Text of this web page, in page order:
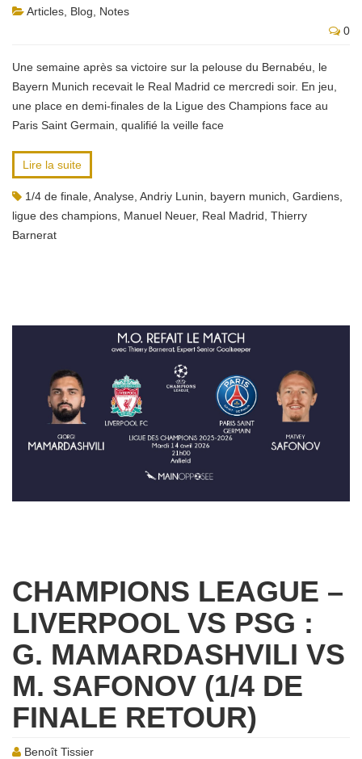
Articles Blog
Notes
0
Une semaine après sa victoire sur la pelouse du Bernabéu, le
Bayern Munich recevait le Real Madrid ce mercredi soir. En jeu,
une place en demi-finales de la Ligue des Champions face au
Paris Saint Germain, qualifié la veille face
Lire la suite
1/4 de finale Analyse Andriy Lunin bayern munich Gardiens
ligue des champions Manuel Neuer, Real Madrid Thierry
Barnerat
CHAMPIONS LEAGUE –
LIVERPOOL VS PSG :
G. MAMARDASHVILI VS
M. SAFONOV (1/4 DE
FINALE RETOUR)
Benoît Tissier